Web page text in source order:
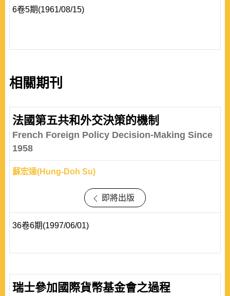
6卷5期(1961/08/15)
相關期刊
法國第五共和外交決策的機制
French Foreign Policy Decision-Making Since
1958
蘇宏達(Hung-Doh Su)
即將出版
36卷6期(1997/06/01)
瑞士參加國際貨幣基金會之過程